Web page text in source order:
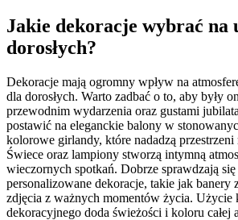
Jakie dekoracje wybrać na
dorosłych?
Dekoracje mają ogromny wpływ na
dla dorosłych. Warto zadbać o to, aby były
przewodnim wydarzenia oraz gustami
postawić na eleganckie balony w
kolorowe girlandy, które nadadzą przestrzeni
Świece oraz lampiony stworzą intymną
wieczornych spotkań. Dobrze sprawdzają
personalizowane dekoracje, takie jak banery
zdjęcia z ważnych momentów życia. Użycie
dekoracyjnego doda świeżości i koloru całej